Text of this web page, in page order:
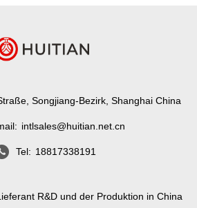
Songjiang-Bezirk, Shanghai China
intlsales@huitian.net.cn
Tel: 18817338191
R&D und der Produktion in China